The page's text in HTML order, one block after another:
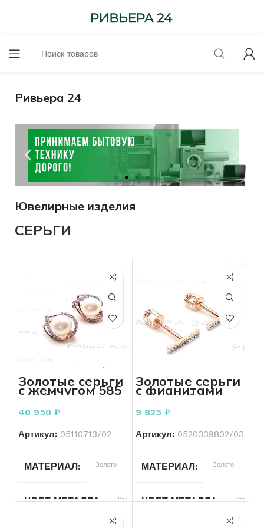
Ривьера 24
Оценим онлайн!
Ювелирные изделия
СЕРЬГИ
Золотые серьги
с жемчугом 585
пробы 5.46
грамма
40 950 ₽
Артикул: 05110713/02
МАТЕРИАЛ Золото
ЦВЕТ МЕТАЛЛА Красный
Золотые серьги
с фианитами
585 пробы 1.31
грамма
9 825 ₽
Артикул: 0520339802/03
МАТЕРИАЛ Золото
ЦВЕТ МЕТАЛЛА Красный